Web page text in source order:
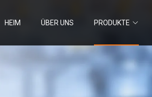
HEIM ÜBER UNS PRODUKTE